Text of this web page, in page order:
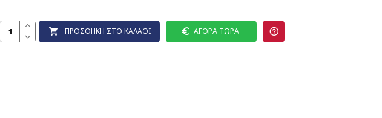
ΠΡΟΣΘΉΚΗ ΣΤΟ ΚΑΛΆΘΙ ΑΓΟΡΆ ΤΏΡΑ